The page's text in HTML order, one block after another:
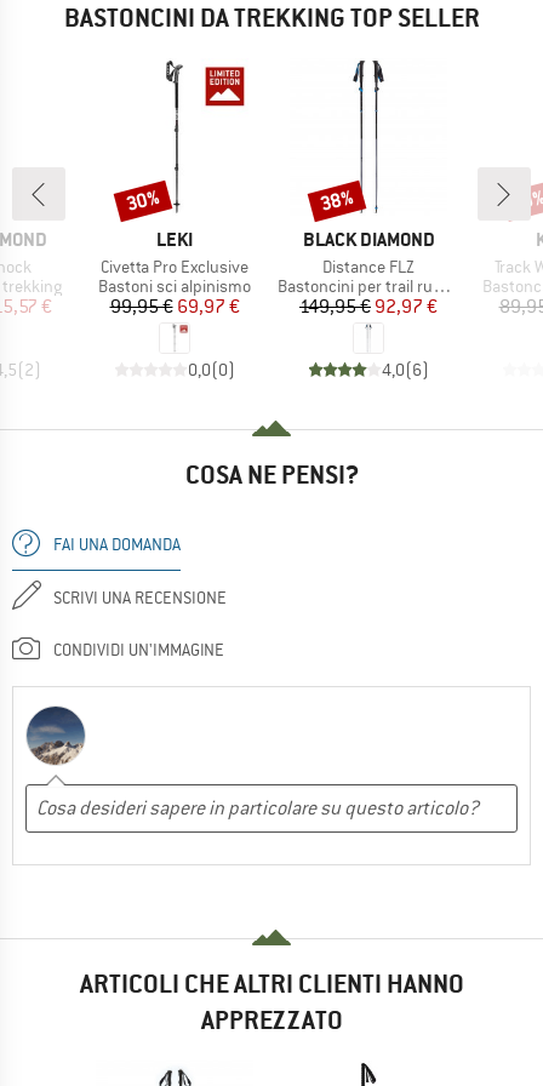
BASTONCINI DA TREKKING TOP SELLER
ridotto
€
(2)
MARCHIO
LEKI
Articolo
Civetta Pro Exclusive
Gruppo di prodotti
Bastoni sci alpinismo
Prezzo
99,95 €Prezzo ridotto
69,97 €
0,0(0)
Sconto
30%
MARCHIO
BLACK DIAMOND
Articolo
Distance FLZ
Gruppo di prodotti
Bastoncini per trail running
Prezzo
149,95 €Prezzo ridotto
92,97 €
4,0(6)
Sconto
38%
Track
Gruppo
COSA NE PENSI?
FAI UNA DOMANDA
SCRIVI UNA RECENSIONE
CONDIVIDI UN'IMMAGINE
ARTICOLI CHE ALTRI CLIENTI HANNO
APPREZZATO